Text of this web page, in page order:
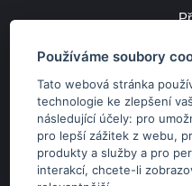
Používáme soubory
Tato webová stránka
technologie ke zlepšení
následující účely: pro
pro lepší zážitek z webu,
produkty a služby a pro
interakcí,chcete-li